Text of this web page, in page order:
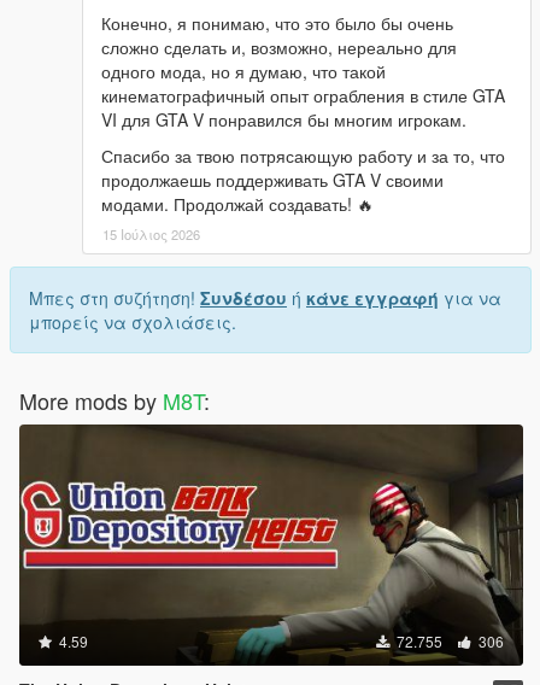
Конечно, я понимаю, что это было бы очень
сложно сделать и, возможно, нереально для
одного мода, но я думаю, что такой
кинематографичный опыт ограбления в стиле GTA
VI для GTA V понравился бы многим игрокам.
Спасибо за твою потрясающую работу и за то, что
продолжаешь поддерживать GTA V своими
модами. Продолжай создавать! 🔥
15 Ιούλιος 2026
Μπες στη συζήτηση! Συνδέσου ή κάνε εγγραφή για να
μπορείς να σχολιάσεις.
More mods by M8T:
4.59 72.755 306